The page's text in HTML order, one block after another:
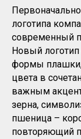
логотипа
современный
Новый
формы плашки,
цвета в
важным
зерна,
пшеница –
повторяющий